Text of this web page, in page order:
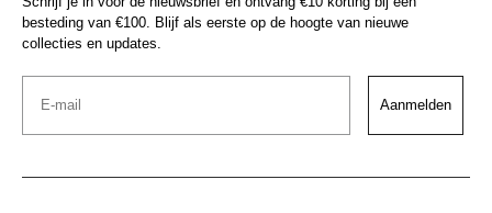
besteding van €100. Blijf als eerste op de hoogte van nieuwe
collecties en updates.
Email
Aanmelden